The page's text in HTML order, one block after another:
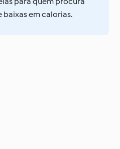
em calorias.